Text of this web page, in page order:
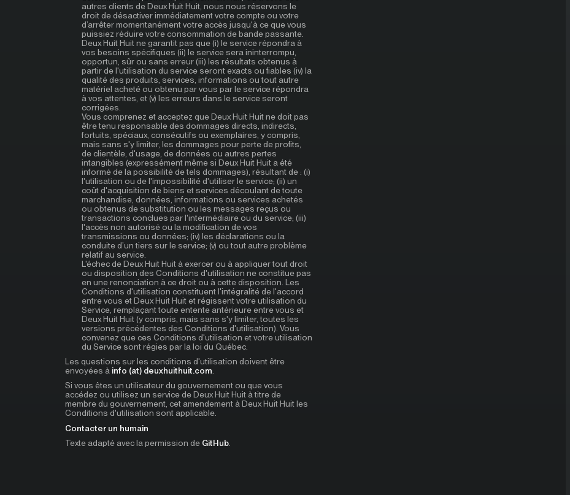
autres clients de Deux Huit Huit, nous nous réservons le
droit de désactiver immédiatement votre compte ou votre
d’arrêter momentanément votre accès jusqu'à ce que vous
puissiez réduire votre consommation de bande passante.
Deux Huit Huit ne garantit pas que (i) le service répondra à
vos besoins spécifiques (ii) le service sera ininterrompu,
opportun, sûr ou sans erreur (iii) les résultats obtenus à
partir de l'utilisation du service seront exacts ou fiables (iv) la
qualité des produits, services, informations ou tout autre
matériel acheté ou obtenu par vous par le service répondra
à vos attentes, et (v) les erreurs dans le service seront
corrigées.
Vous comprenez et acceptez que Deux Huit Huit ne doit pas
être tenu responsable des dommages directs, indirects,
fortuits, spéciaux, consécutifs ou exemplaires, y compris,
mais sans s'y limiter, les dommages pour perte de profits,
de clientèle, d'usage, de données ou autres pertes
intangibles (expressément même si Deux Huit Huit a été
informé de la possibilité de tels dommages), résultant de : (i)
l'utilisation ou de l'impossibilité d'utiliser le service; (ii) un
coût d'acquisition de biens et services découlant de toute
marchandise, données, informations ou services achetés
ou obtenus de substitution ou les messages reçus ou
transactions conclues par l'intermédiaire ou du service; (iii)
l'accès non autorisé ou la modification de vos
transmissions ou données; (iv) les déclarations ou la
conduite d’un tiers sur le service; (v) ou tout autre problème
relatif au service.
L'échec de Deux Huit Huit à exercer ou à appliquer tout droit
ou disposition des Conditions d'utilisation ne constitue pas
en une renonciation à ce droit ou à cette disposition. Les
Conditions d'utilisation constituent l'intégralité de l'accord
entre vous et Deux Huit Huit et régissent votre utilisation du
Service, remplaçant toute entente antérieure entre vous et
Deux Huit Huit (y compris, mais sans s'y limiter, toutes les
versions précédentes des Conditions d'utilisation). Vous
convenez que ces Conditions d'utilisation et votre utilisation
du Service sont régies par la loi du Québec.
Les questions sur les conditions d'utilisation doivent être
envoyées à info (at) deuxhuithuit.com.
Si vous êtes un utilisateur du gouvernement ou que vous
accédez ou utilisez un service de Deux Huit Huit à titre de
membre du gouvernement, cet amendement à Deux Huit Huit les
Conditions d'utilisation sont applicable.
Contacter un humain
Texte adapté avec la permission de GitHub.